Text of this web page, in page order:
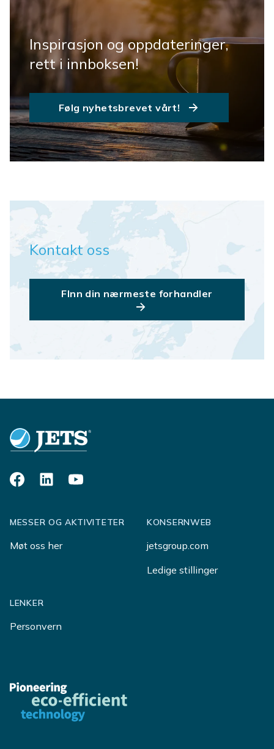
Inspirasjon og oppdateringer,
rett i innboksen!
Følg nyhetsbrevet vårt!
Kontakt oss
FInn din nærmeste forhandler
FacebookLinkedInYouTube
MESSER OG AKTIVITETER
Møt oss her
KONSERNWEB
jetsgroup.com
Ledige stillinger
LENKER
Personvern